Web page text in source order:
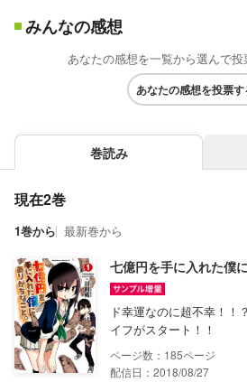
みんなの感想
あなたの感想を一覧から選んで投
あなたの感想を投票す
巻読み
現在2巻
1巻から 最新巻から
七億円を手に入れた僕
ド幸運なのに超不幸！！
イフがスタート！！
185
配信日：2018/08/27